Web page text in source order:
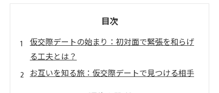
目次
仮交際デートの始まり：初対面で緊張を和らげ
る工夫とは？
お互いを知る旅：仮交際デートで見つける相手